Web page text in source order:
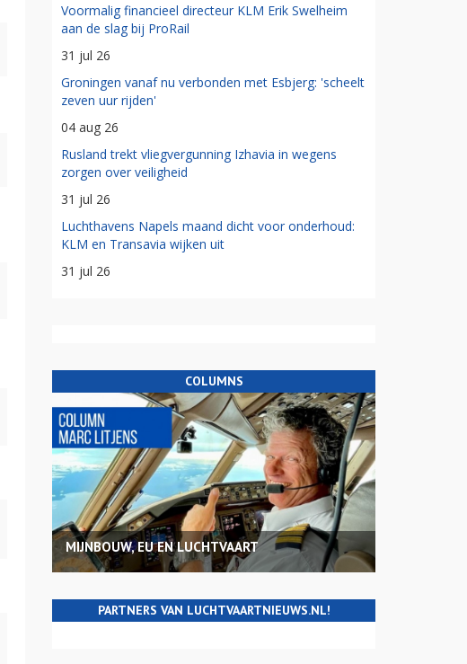
Voormalig financieel directeur KLM Erik Swelheim
aan de slag bij ProRail
31 jul 26
Groningen vanaf nu verbonden met Esbjerg: 'scheelt
zeven uur rijden'
04 aug 26
Rusland trekt vliegvergunning Izhavia in wegens
zorgen over veiligheid
31 jul 26
Luchthavens Napels maand dicht voor onderhoud:
KLM en Transavia wijken uit
31 jul 26
COLUMNS
MIJNBOUW, EU EN LUCHTVAART
PARTNERS VAN LUCHTVAARTNIEUWS.NL!